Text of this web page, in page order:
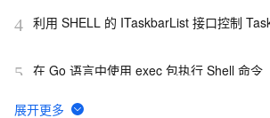
4 利用 SHELL 的 ITaskbarList 接口控制
5 在 Go 语言中使用 exec 包执行 Shell 命令